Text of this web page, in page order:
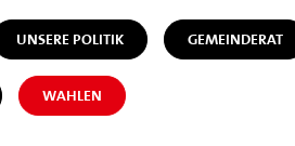
UNSERE POLITIK GEMEINDERAT
WAHLEN